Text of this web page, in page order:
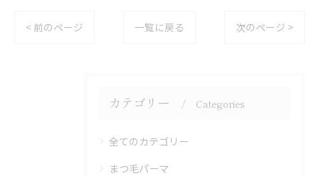
< 前のページ 一覧に戻る 次のページ >
カテゴリー Categories
全てのカテゴリー
まつ毛パーマ